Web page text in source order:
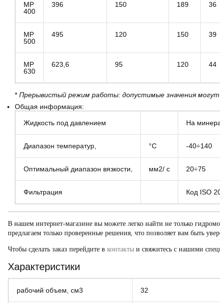
MP
400
396 150 189 36
MP
500
495 120 150 39
MP
630
623,6 95 120 44
* Прерывистый режим работы: допустимые значения могут
Общая информация:
Жидкость под давлением На
Диапазон температур, °C -40÷140
Оптимальный диапазон вязкости, мм2/ с 20÷75
Фильтрация Код ISO
В нашем интернет-магазине вы можете легко найти не только г
предлагаем только проверенные решения, что позволяет вам быть
Чтобы сделать заказ перейдите в контакты и свяжитесь с нашими
Характеристики
рабочий объем, см3 32